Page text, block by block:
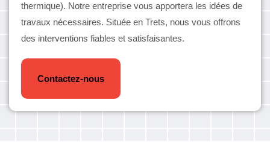
thermique). Notre entreprise vous apportera les idées de
travaux nécessaires. Située en Trets, nous vous offrons
des interventions fiables et satisfaisantes.
Contactez-nous